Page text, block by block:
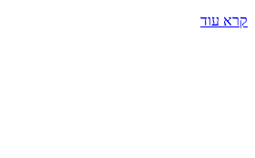
קרא עוד